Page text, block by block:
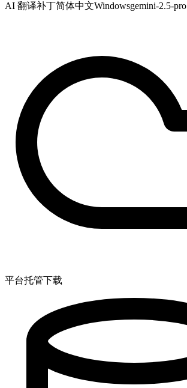
AI 翻译补丁简体中文Windowsgemini-2.5-pro
平台托管下载